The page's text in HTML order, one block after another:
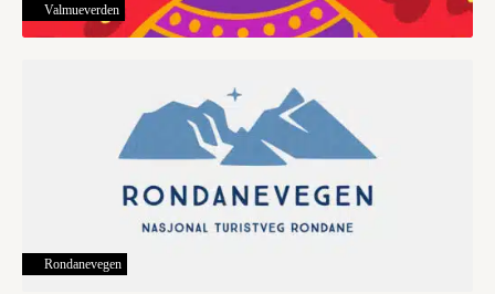
Valmueverden
Rondanevegen